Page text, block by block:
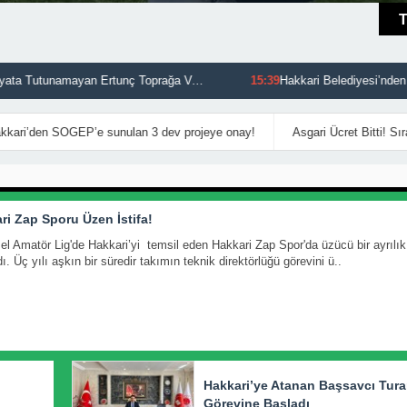
Feci Kazada Hayata Tutunamayan Ertunç Toprağa Verildi 15:39
SOGEP’e sunulan 3 dev projeye onay!
Zap Sporu Üzen İstifa!
Amatör Lig'de Hakkari’yi temsil eden Hakkari Zap Spor'da üzücü bir ayrılık
Üç yılı aşkın bir süredir takımın teknik direktörlüğü görevini ü..
Hakkari’ye Atanan Başsavcı
Görevine Başladı